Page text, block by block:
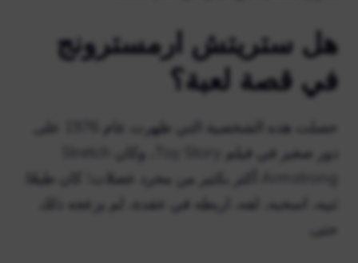
هل ستريتش ارمسترونج
في قصة لعبة؟
حصلت هذه الشخصية التي ظهرت عام 1976 على
Armstrong أكثر بكثير من مجرد عضلات؛ كان طيعًا.
ثنيه، اسحبه، لفه، اربطه في عقدة، لم يزعجه ذلك
حتى.